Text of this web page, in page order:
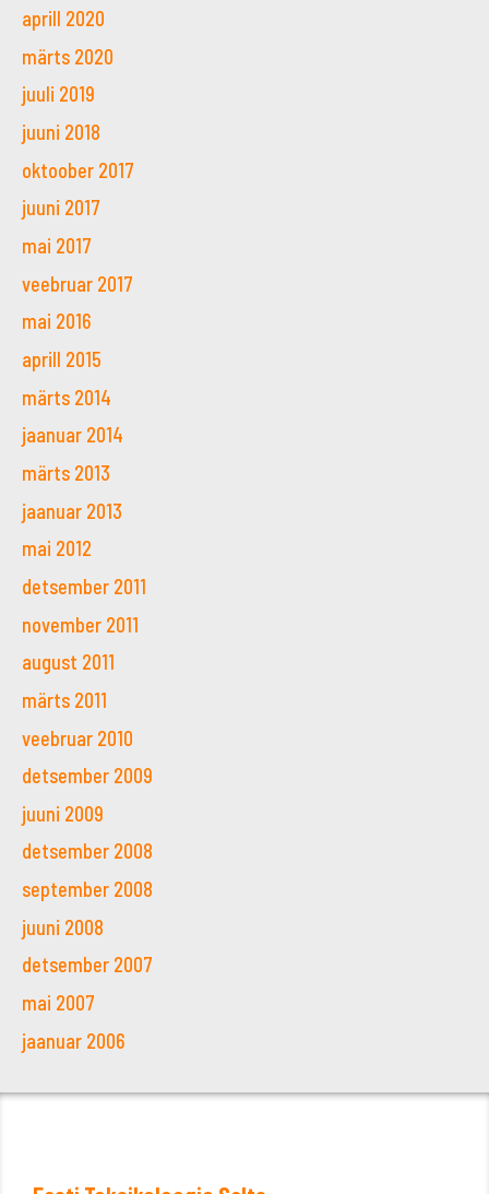
aprill 2020
märts 2020
juuli 2019
juuni 2018
oktoober 2017
juuni 2017
mai 2017
veebruar 2017
mai 2016
aprill 2015
märts 2014
jaanuar 2014
märts 2013
jaanuar 2013
mai 2012
detsember 2011
november 2011
august 2011
märts 2011
veebruar 2010
detsember 2009
juuni 2009
detsember 2008
september 2008
juuni 2008
detsember 2007
mai 2007
jaanuar 2006